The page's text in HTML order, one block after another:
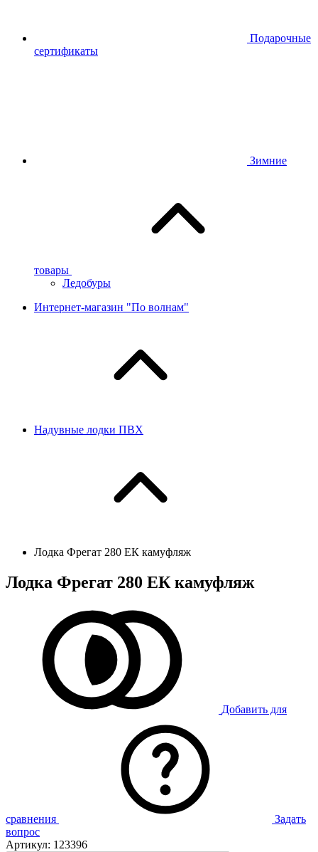
Подарочные
сертификаты
Зимние
товары
Ледобуры
Интернет-магазин "По волнам"
Надувные лодки ПВХ
Лодка Фрегат 280 ЕК камуфляж
Лодка Фрегат 280 ЕК камуфляж
Добавить для
сравнения
Задать
вопрос
Артикул: 123396